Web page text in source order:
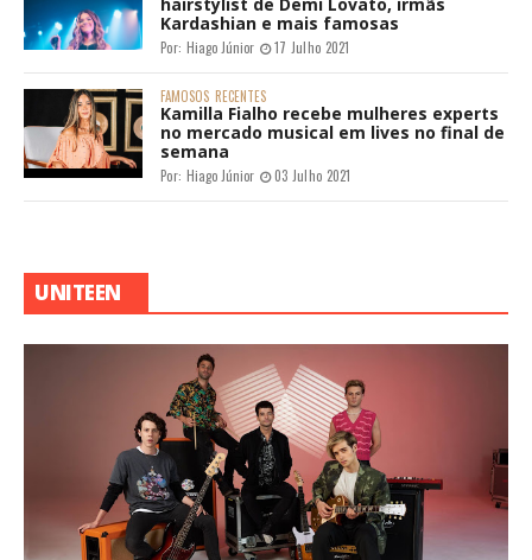
Kardashian e mais famosas
Por: Hiago Júnior 17 Julho 2021
FAMOSOS RECENTES
Kamilla Fialho recebe mulheres experts
no mercado musical em lives no final de
semana
Por: Hiago Júnior 03 Julho 2021
UNITEEN